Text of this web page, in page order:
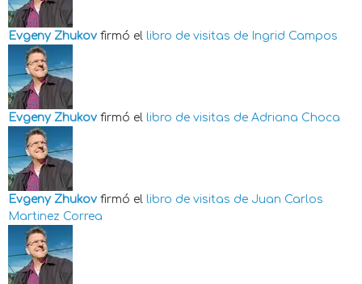
Evgeny Zhukov firmó el libro de visitas de Ingrid Campos
Evgeny Zhukov firmó el libro de visitas de Adriana Choca
Evgeny Zhukov firmó el libro de visitas de Juan Carlos
Martinez Correa